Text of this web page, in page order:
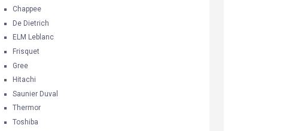
Chappee
De Dietrich
ELM Leblanc
Frisquet
Gree
Hitachi
Saunier Duval
Thermor
Toshiba